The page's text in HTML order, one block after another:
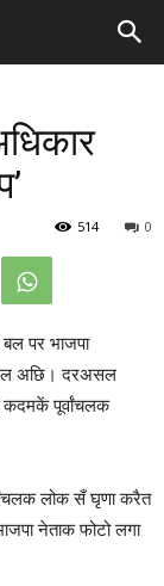
0
514
बल पर भाजपा
अछि। दरअसल
कदमकें पूर्वांचलक
लोक सँ घृणा करैत
नेताक फोटो लगा